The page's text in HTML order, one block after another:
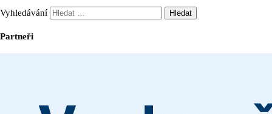
Vyhledávání
Partneři